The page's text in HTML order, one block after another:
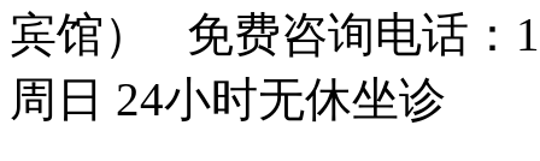
宾馆） 免费咨询电话：
周日 24小时无休坐诊